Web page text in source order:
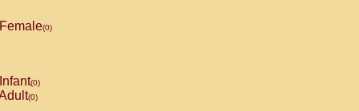
Female(0)
Infant(0)
(0)